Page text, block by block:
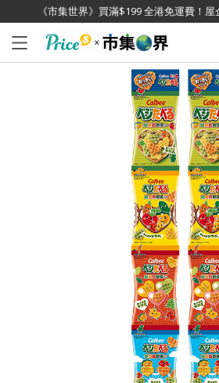
《市集世界》買滿$199 全港免運費！屋
已加入購物車